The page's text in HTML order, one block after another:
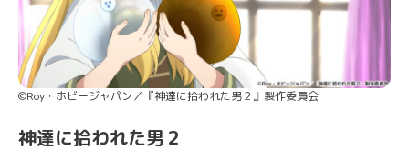
©Roy・ホビージャパン／『神達に拾われた男２』製作委員会
神達に拾われた男２